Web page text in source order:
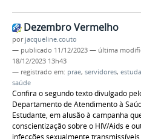
Dezembro Vermelho
por jacqueline.couto
— publicado 11/12/2023 — última
18/12/2023 13h43
— registrado em: prae, servidores,
saúde
Confira o segundo texto divulgado
Departamento de Atendimento à
Estudante, em alusão à campanha
conscientização sobre o HIV/Aids e
infecções sexualmente transmissíveis.